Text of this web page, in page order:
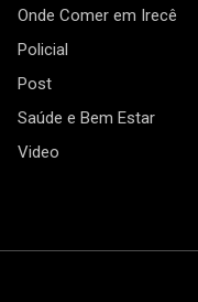
Onde Comer em Irecê
Policial
Post
Saúde e Bem Estar
Video